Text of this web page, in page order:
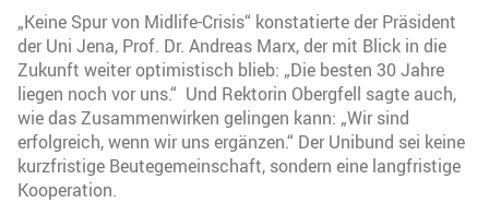
„Keine Spur von Midlife-Crisis“ konstatierte der Präsident
der Uni Jena, Prof. Dr. Andreas Marx, der mit Blick in die
Zukunft weiter optimistisch blieb: „Die besten 30 Jahre
liegen noch vor uns.“ Und Rektorin Obergfell sagte auch,
wie das Zusammenwirken gelingen kann: „Wir sind
erfolgreich, wenn wir uns ergänzen.“ Der Unibund sei keine
kurzfristige Beutegemeinschaft, sondern eine langfristige
Kooperation.